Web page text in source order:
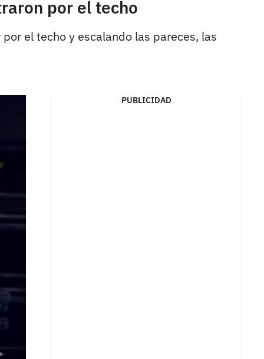
por el techo
el techo y escalando las pareces, las
PUBLICIDAD